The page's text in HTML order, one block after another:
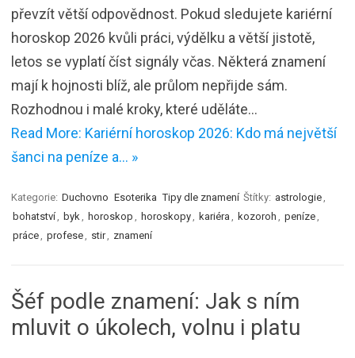
převzít větší odpovědnost. Pokud sledujete kariérní
horoskop 2026 kvůli práci, výdělku a větší jistotě,
letos se vyplatí číst signály včas. Některá znamení
mají k hojnosti blíž, ale průlom nepřijde sám.
Rozhodnou i malé kroky, které uděláte…
Read More: Kariérní horoskop 2026: Kdo má největší
šanci na peníze a… »
Kategorie: Duchovno Esoterika Tipy dle znamení Štítky: astrologie
bohatství
byk horoskop horoskopy kariéra kozoroh peníze
práce
profese stir znamení
Šéf podle znamení: Jak s ním
mluvit o úkolech, volnu i platu